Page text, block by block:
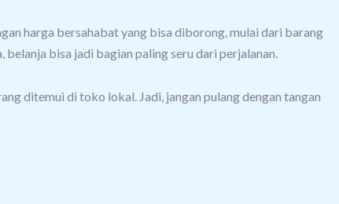
harga bersahabat yang bisa diborong, mulai dari barang
bisa jadi bagian paling seru dari perjalanan.
ditemui di toko lokal. Jadi, jangan pulang dengan tangan